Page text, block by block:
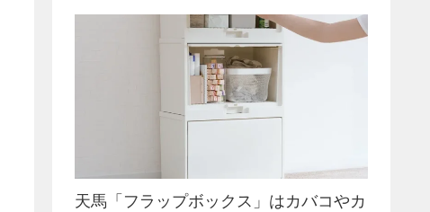
天馬「フラップボックス」はカバコやカ